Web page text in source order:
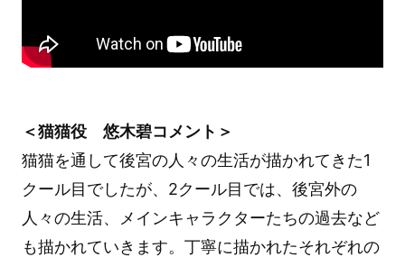
＜猫猫役 悠木碧コメント＞
猫猫を通して後宮の人々の生活が描かれてきた1
クール目でしたが、2クール目では、後宮外の
人々の生活、メインキャラクターたちの過去など
も描かれていきます。丁寧に描かれたそれぞれの